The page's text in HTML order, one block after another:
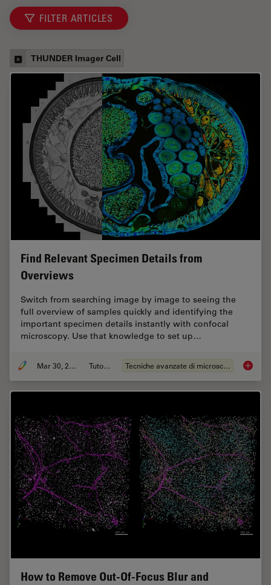
FILTER ARTICLES
THUNDER Imager Cell
Find Relevant Specimen Details from
Overviews
Switch from searching image by image to seeing the
full overview of samples quickly and identifying the
important specimen details instantly with confocal
microscopy. Use that knowledge to set up…
Mar 30, 2022 Tutorial Tecniche avanzate di microscopia Find
How to Remove Out-Of-Focus Blur and